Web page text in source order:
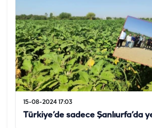
15-08-2024 17:03
Türkiye’de sadece Şanlıurfa’da